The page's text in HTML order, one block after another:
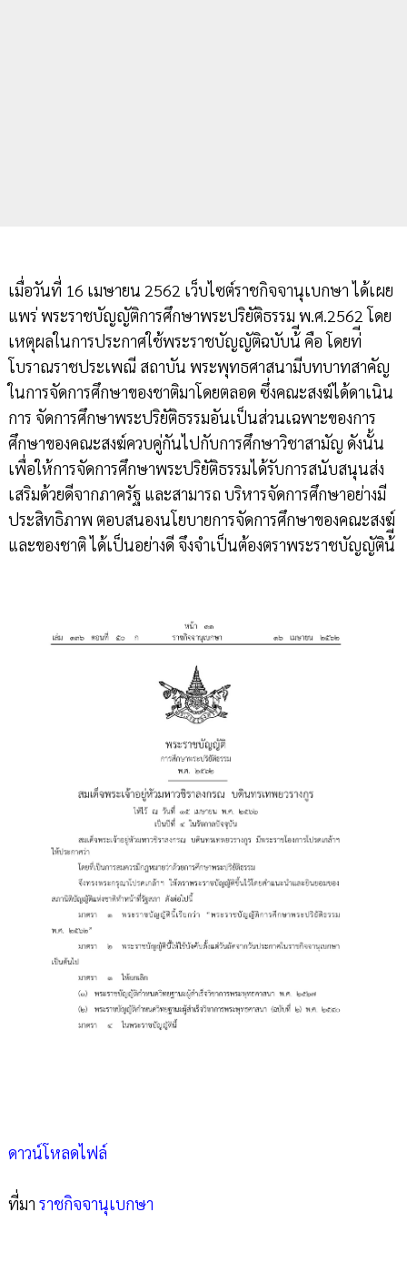
เมื่อวันที่ 16 เมษายน 2562 เว็บไซต์ราชกิจจานุเบกษา ได้เผย
แพร่ พระราชบัญญัติการศึกษาพระปริยัติธรรม พ.ศ.2562 โดย
เหตุผลในการประกาศใช้พระราชบัญญัติฉบับน้ี คือ โดยท่ี
โบราณราชประเพณี สถาบัน พระพุทธศาสนามีบทบาทสาคัญ
ในการจัดการศึกษาของชาติมาโดยตลอด ซึ่งคณะสงฆ์ได้ดาเนิน
การ จัดการศึกษาพระปริยัติธรรมอันเป็นส่วนเฉพาะของการ
ศึกษาของคณะสงฆ์ควบคู่กันไปกับการศึกษาวิชาสามัญ ดังนั้น
เพื่อให้การจัดการศึกษาพระปริยัติธรรมได้รับการสนับสนุนส่ง
เสริมด้วยดีจากภาครัฐ และสามารถ บริหารจัดการศึกษาอย่างมี
ประสิทธิภาพ ตอบสนองนโยบายการจัดการศึกษาของคณะสงฆ์
และของชาติ ได้เป็นอย่างดี จึงจำเป็นต้องตราพระราชบัญญัติน้ี
ดาวน์โหลดไฟล์
ที่มา ราชกิจจานุเบกษา